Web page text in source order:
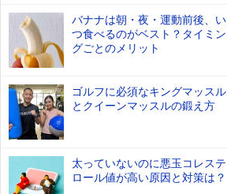
バナナは朝・夜・運動前後、い
つ食べるのがベスト？タイミン
グごとのメリット
ゴルフに必須なキングマッスル
とクイーンマッスルの鍛え方
太っていないのに悪玉コレステ
ロール値が高い原因と対策は？